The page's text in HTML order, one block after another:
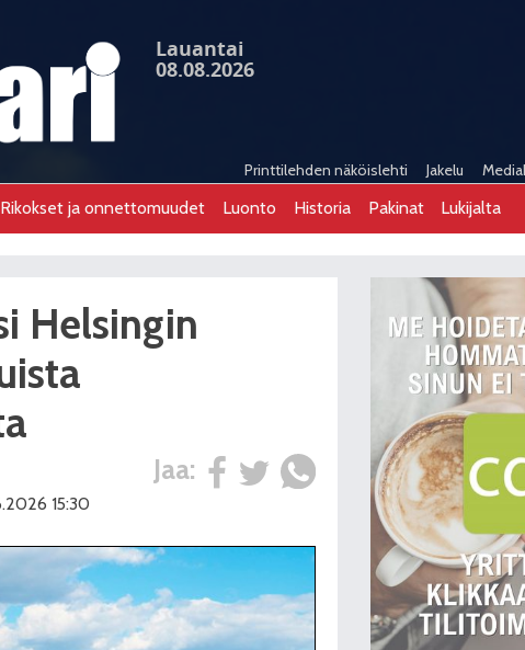
Lauantai
08.08.2026
Printtilehden näköislehti Jakelu
Rikokset ja onnettomuudet Luonto Historia Pakinat Lukijalta
Helsingin
Jaa:
15:30